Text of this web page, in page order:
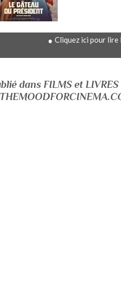
Cliquez ici pour lire
dans FILMS et LIVRES